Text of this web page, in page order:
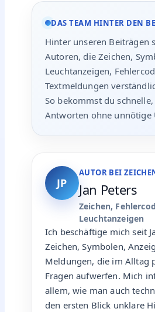
DAS TEAM HINTER DEN
Hinter unseren Beiträgen
Autoren, die Zeichen,
Leuchtanzeigen,
Textmeldungen
So bekommst du
Antworten ohne unnötige
JP
AUTOR BEI
Jan Peters
Zeichen,
Leuchtanzeigen
Ich beschäftige mich seit
Zeichen, Symbolen,
Meldungen, die im Alltag
Fragen aufwerfen. Mich
allem, wie man auch
den ersten Blick unklare